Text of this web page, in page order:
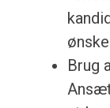
Brug